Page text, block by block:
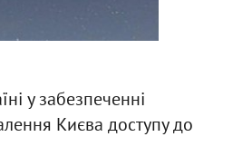
у забезпеченні
Києва доступу до